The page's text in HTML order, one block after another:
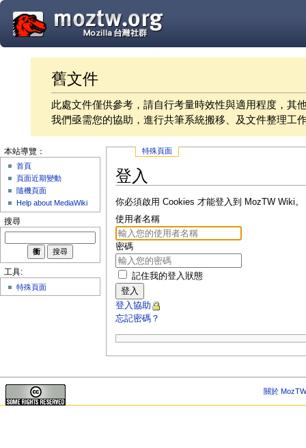
舊文件
此處文件僅供參考，請自行考量時效性與適用程度，其
我們亟需您的協助，進行共筆系統搬移、及文件整理工
特殊頁面
登入
你必須啟用 Cookies 才能登入到 MozTW Wiki。
使用者名稱
密碼
記住我的登入狀態
登入
登入協助
忘記密碼？
本站導覽：
首頁
頁面近期變動
隨機頁面
Help about MediaWiki
搜尋
工具:
特殊頁面
關於